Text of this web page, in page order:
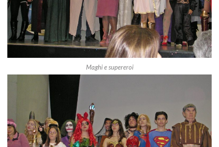
Maghi e supereroi